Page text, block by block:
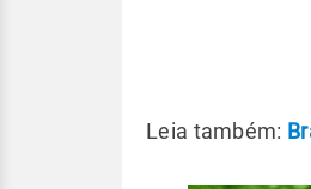
Leia também: